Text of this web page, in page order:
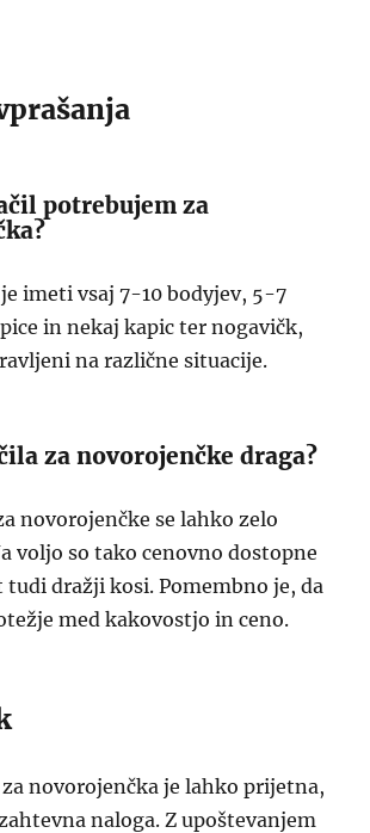
potrebujem za
imeti vsaj 7-10 bodyjev, 5-7
in nekaj kapic ter nogavičk,
na različne situacije.
za novorojenčke draga?
novorojenčke se lahko zelo
voljo so tako cenovno dostopne
dražji kosi. Pomembno je, da
med kakovostjo in ceno.
novorojenčka je lahko prijetna,
naloga. Z upoštevanjem